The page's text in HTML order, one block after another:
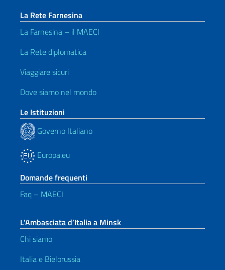
La Rete Farnesina
La Farnesina – il MAECI
La Rete diplomatica
Viaggiare sicuri
Dove siamo nel mondo
Le Istituzioni
Governo Italiano
Europa.eu
Domande frequenti
Faq – MAECI
L’Ambasciata d’Italia a Minsk
Chi siamo
Italia e Bielorussia